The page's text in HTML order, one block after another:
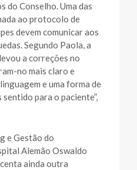
do Conselho. Uma das
ao protocolo de
devem comunicar aos
Segundo Paola, a
a correções no
no mais claro e
e uma forma de
para o paciente”,
e Gestão do
Alemão Oswaldo
ainda outra